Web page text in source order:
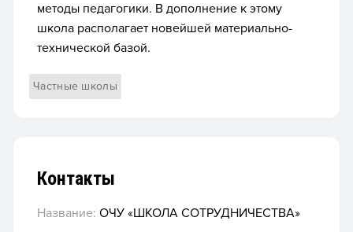
методы педагогики. В дополнение к этому
школа располагает новейшей материально-
технической базой.
Частные школы
Контакты
Название: ОЧУ «ШКОЛА СОТРУДНИЧЕСТВА»